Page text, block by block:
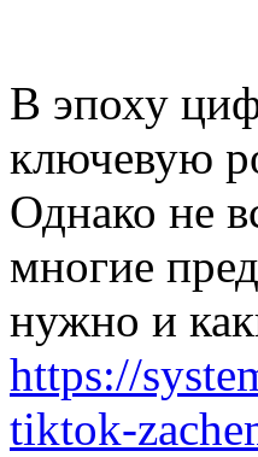
В эпоху
ключевую
Однако не
многие
нужно и
https://
tiktok-